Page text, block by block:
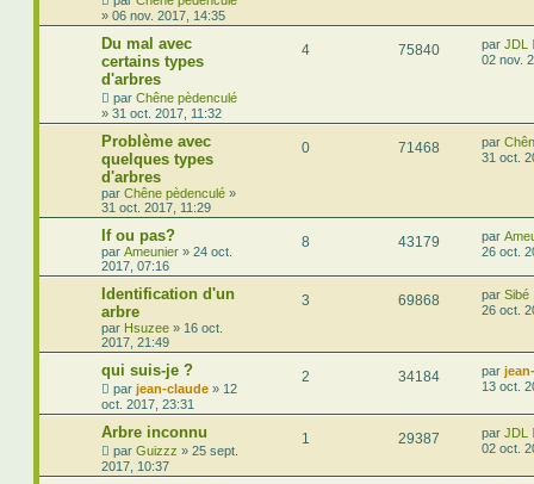
» 06 nov. 2017, 14:35
Du mal avec
certains types
d'arbres
par Chêne pèdenculé
» 31 oct. 2017, 11:32
4 75840 par JDL
02 nov.
Problème avec
quelques types
d'arbres
par Chêne pèdenculé »
31 oct. 2017, 11:29
0 71468 par
31 oct.
If ou pas?
par Ameunier » 24 oct.
2017, 07:16
8 43179 par
26 oct.
Identification d'un
arbre
par Hsuzee » 16 oct.
2017, 21:49
3 69868 par Sibé
26 oct.
qui suis-je ?
par jean-claude » 12
oct. 2017, 23:31
2 34184 par
13 oct.
Arbre inconnu
par Guizzz » 25 sept.
2017, 10:37
1 29387 par JDL
02 oct.